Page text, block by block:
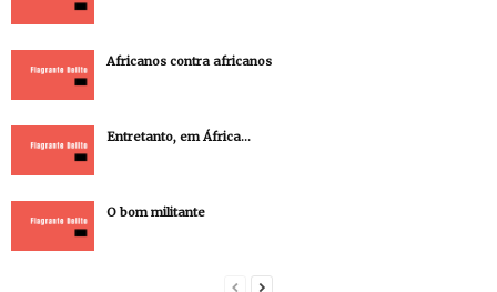
Africanos contra africanos
Entretanto, em África…
O bom militante